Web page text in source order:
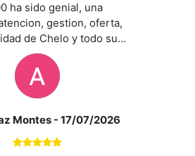
ha sido genial, una
gestion, oferta,
de Chelo y todo su
la atencion de
ha sido
nos ha asesorado en
y se a ajustado a
Sin duda un
al 100%. Gracias
Montes - 17/07/2026